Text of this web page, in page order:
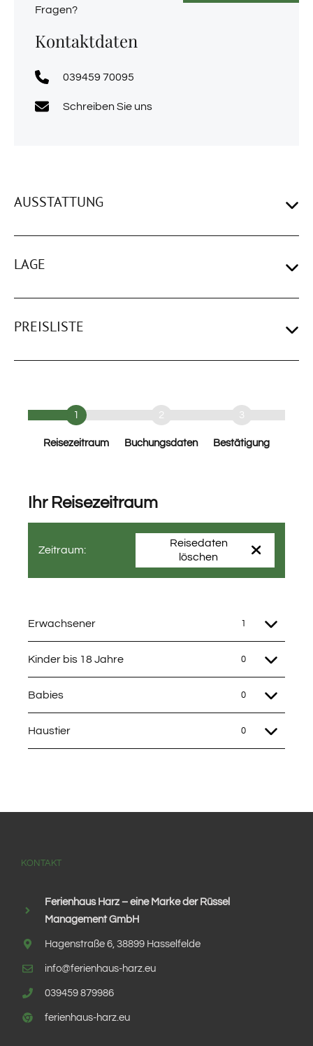
Fragen?
Kontaktdaten
039459 70095
Schreiben Sie uns
AUSSTATTUNG
LAGE
PREISLISTE
KONTAKT
Ferienhaus Harz – eine Marke der Rüssel
Management GmbH
Hagenstraße 6, 38899 Hasselfelde
info@ferienhaus-harz.eu
039459 879986
ferienhaus-harz.eu